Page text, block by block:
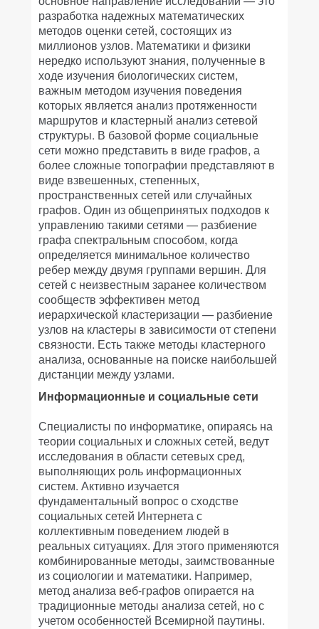
разработка надежных математических
методов оценки сетей, состоящих из
миллионов узлов. Математики и физики
нередко используют знания, полученные в
ходе изучения биологических систем,
важным методом изучения поведения
которых является анализ протяженности
маршрутов и кластерный анализ сетевой
структуры. В базовой форме социальные
сети можно представить в виде графов, а
более сложные топографии представляют в
виде взвешенных, степенных,
пространственных сетей или случайных
графов. Один из общепринятых подходов к
управлению такими сетями — разбиение
графа спектральным способом, когда
определяется минимальное количество
ребер между двумя группами вершин. Для
сетей с неизвестным заранее количеством
сообществ эффективен метод
иерархической кластеризации — разбиение
узлов на кластеры в зависимости от степени
связности. Есть также методы кластерного
анализа, основанные на поиске наибольшей
дистанции между узлами.
Информационные и социальные сети
Специалисты по информатике, опираясь на
теории социальных и сложных сетей, ведут
исследования в области сетевых сред,
выполняющих роль информационных
систем. Активно изучается
фундаментальный вопрос о сходстве
социальных сетей Интернета с
коллективным поведением людей в
реальных ситуациях. Для этого применяются
комбинированные методы, заимствованные
из социологии и математики. Например,
метод анализа веб-графов опирается на
традиционные методы анализа сетей, но с
учетом особенностей Всемирной паутины.